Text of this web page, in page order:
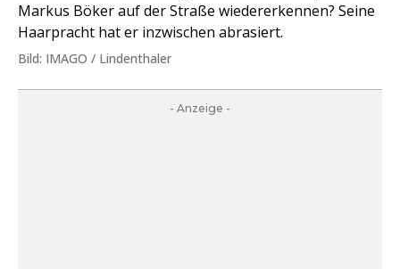
Markus Böker auf der Straße wiedererkennen? Seine
Haarpracht hat er inzwischen abrasiert.
Bild: IMAGO / Lindenthaler
- Anzeige -